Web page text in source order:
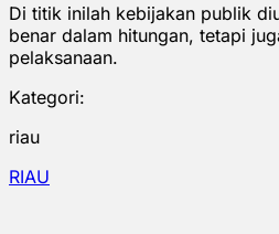
Di titik inilah kebijakan publik
benar dalam hitungan, tetapi
pelaksanaan.
Kategori:
riau
RIAU